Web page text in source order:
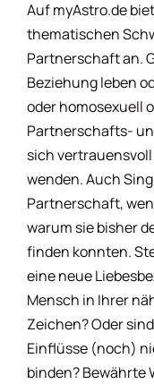
Auf myAstro.de
thematischen
Partnerschaft an.
Beziehung leben
oder homosexuell
Partnerschafts-
sich
wenden. Auch
Partnerschaft,
warum sie bisher
finden konnten.
eine neue
Mensch in Ihrer
Zeichen? Oder
Einflüsse (noch)
binden? Bewährte